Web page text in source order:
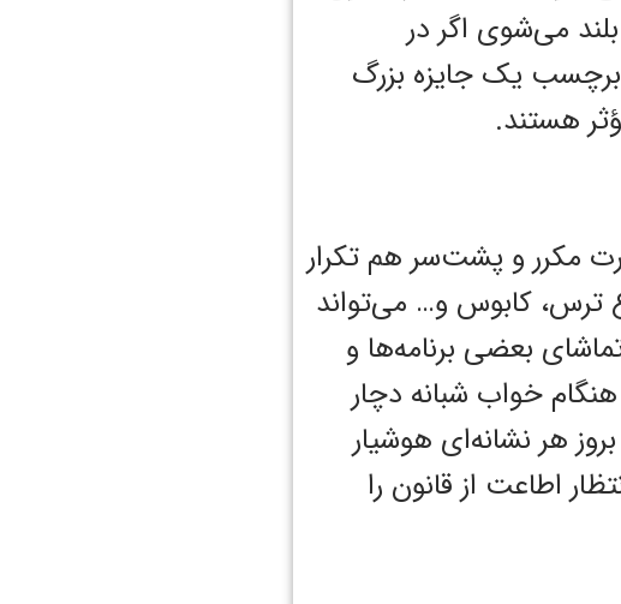
می‌شوی اگر در
یک جایزه بزرگ‌
هستند.
مکرر و پشت‌سر هم تکرار
کابوس و… می‌تواند
بعضی برنامه‌ها و
خواب شبانه دچار
هر نشانه‌ای هوشیار
اطاعت از قانون را